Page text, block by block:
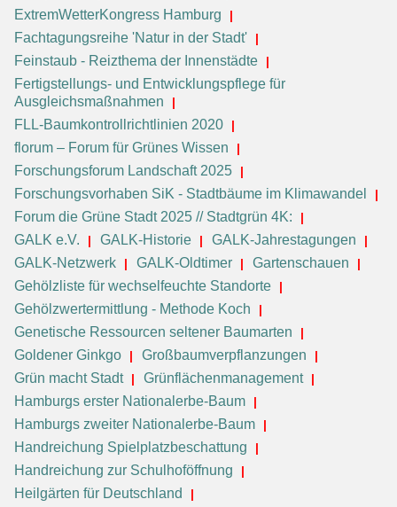
ExtremWetterKongress Hamburg
Fachtagungsreihe 'Natur in der Stadt'
Feinstaub - Reizthema der Innenstädte
Fertigstellungs- und Entwicklungspflege für
Ausgleichsmaßnahmen
FLL-Baumkontrollrichtlinien 2020
florum – Forum für Grünes Wissen
Forschungsforum Landschaft 2025
Forschungsvorhaben SiK - Stadtbäume im Klimawandel
Forum die Grüne Stadt 2025 // Stadtgrün 4K:
GALK e.V.
GALK-Historie
GALK-Jahrestagungen
GALK-Netzwerk
GALK-Oldtimer
Gartenschauen
Gehölzliste für wechselfeuchte Standorte
Gehölzwertermittlung - Methode Koch
Genetische Ressourcen seltener Baumarten
Goldener Ginkgo
Großbaumverpflanzungen
Grün macht Stadt
Grünflächenmanagement
Hamburgs erster Nationalerbe-Baum
Hamburgs zweiter Nationalerbe-Baum
Handreichung Spielplatzbeschattung
Handreichung zur Schulhoföffnung
Heilgärten für Deutschland